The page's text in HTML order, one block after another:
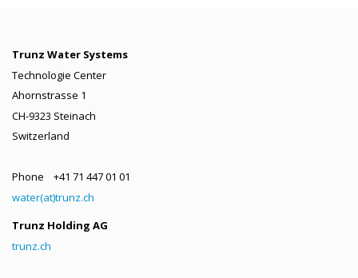
Trunz Water Systems
Technologie Center
Ahornstrasse 1
CH-9323 Steinach
Switzerland
Phone +41 71 447 01 01
water(at)trunz.ch
Trunz Holding AG
trunz.ch